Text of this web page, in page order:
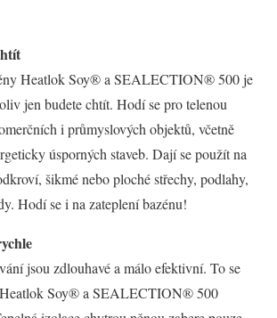
Heatlok Soy® a SEALECTION® 500 je
jen budete chtít. Hodí se pro telenou
i průmyslových objektů, včetně
úsporných staveb. Dají se použít na
šikmé nebo ploché střechy, podlahy,
Hodí se i na zateplení bazénu!
jsou zdlouhavé a málo efektivní. To se
Soy® a SEALECTION® 500